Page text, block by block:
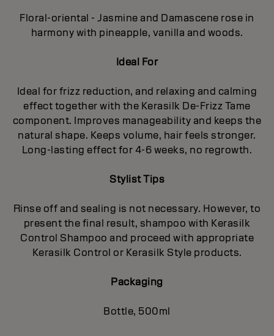
Floral-oriental - Jasmine and Damascene rose in
harmony with pineapple, vanilla and woods.
Ideal For
Ideal for frizz reduction, and relaxing and calming
effect together with the Kerasilk De-Frizz Tame
component. Improves manageability and keeps the
natural shape. Keeps volume, hair feels stronger.
Long-lasting effect for 4-6 weeks, no regrowth.
Stylist Tips
Rinse off and sealing is not necessary. However, to
present the final result, shampoo with Kerasilk
Control Shampoo and proceed with appropriate
Kerasilk Control or Kerasilk Style products.
Packaging
Bottle, 500ml